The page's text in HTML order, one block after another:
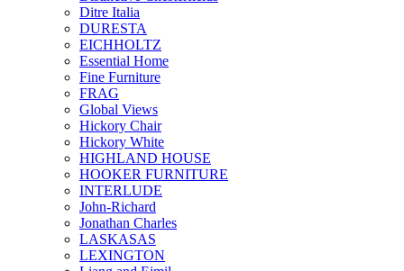
Ditre Italia
DURESTA
EICHHOLTZ
Essential Home
Fine Furniture
FRAG
Global Views
Hickory Chair
Hickory White
HIGHLAND HOUSE
HOOKER FURNITURE
INTERLUDE
John-Richard
Jonathan Charles
LASKASAS
LEXINGTON